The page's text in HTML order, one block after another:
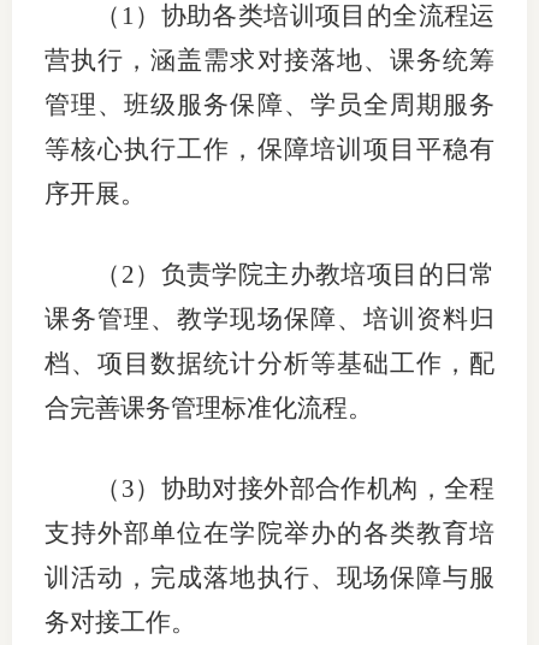
（ 1）协助各类培训项目的全流程运
营执行，涵盖需求对接落地、课务统筹
管理、班级服务保障、学员全周期服务
等核心执行工作，保障培训项目平稳有
序开展。
（ 2）负责学院主办教培项目的日常
课务管理、教学现场保障、培训资料归
档、项目数据统计分析等基础工作，配
合完善课务管理标准化流程。
（ 3）协助对接外部合作机构，全程
支持外部单位在学院举办的各类教育培
训活动，完成落地执行、现场保障与服
务对接工作。